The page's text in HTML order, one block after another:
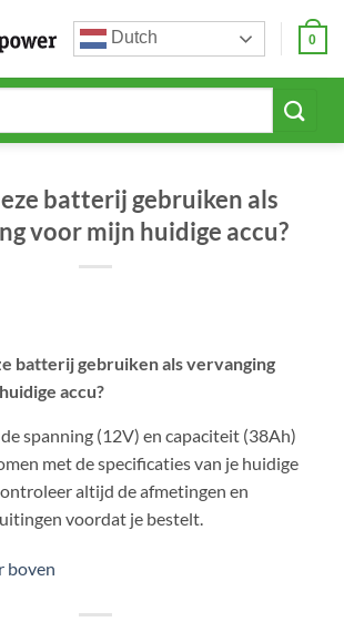
Dutch 0
batterij gebruiken als
voor mijn huidige accu?
batterij gebruiken als vervanging
accu?
de spanning (12V) en capaciteit (38Ah)
met de specificaties van je huidige
altijd de afmetingen en
voordat je bestelt.
boven